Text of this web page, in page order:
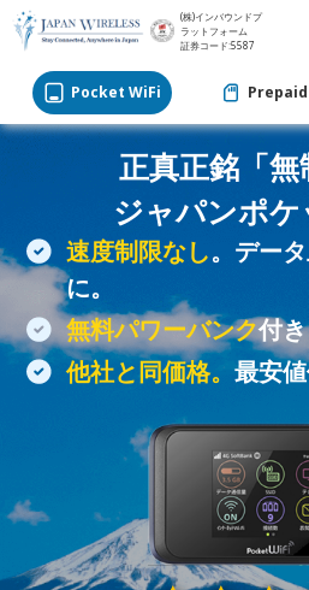
(株)インバウンドプ
ラットフォーム
証券コード:5587
Pocket WiFi
正真正銘「
ジャパンポケ
速度制限なし。デー
に。
無料パワーバンク付き
他社と同価格。 最安